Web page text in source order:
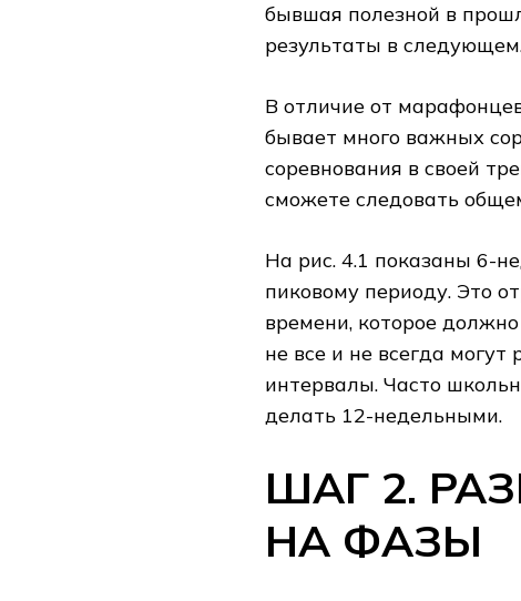
бывшая полезной в
результаты в
В отличие от
бывает много важных
соревнования в своей
сможете следовать
На рис. 4.1 показаны 6-
пиковому периоду. Это
времени, которое
не все и не всегда
интервалы. Часто
делать 12-недельными.
ШАГ 2.
НА ФАЗЫ